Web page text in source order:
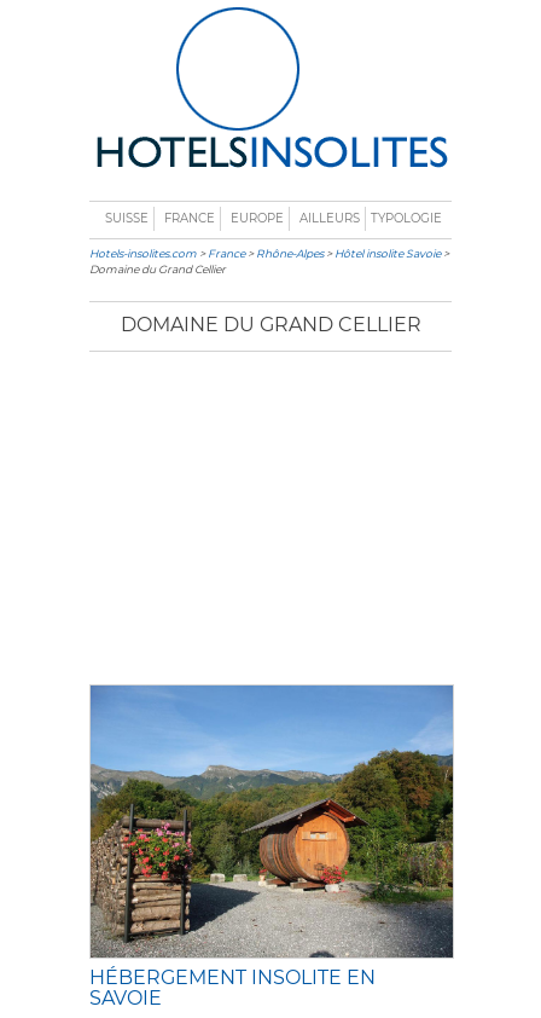
SUISSE FRANCE EUROPE AILLEURS TYPOLOGIE
Hotels-insolites.com >France>Rhône-Alpes>Hôtel insolite Savoie>
Domaine du Grand Cellier
DOMAINE DU GRAND CELLIER
HÉBERGEMENT INSOLITE EN
SAVOIE